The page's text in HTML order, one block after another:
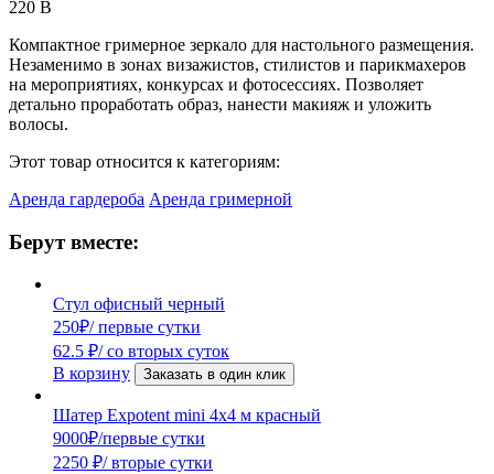
220 В
Компактное гримерное зеркало для настольного размещения.
Незаменимо в зонах визажистов, стилистов и парикмахеров
на мероприятиях, конкурсах и фотосессиях. Позволяет
детально проработать образ, нанести макияж и уложить
волосы.
Этот товар относится к категориям:
Аренда гардероба Аренда гримерной
Берут вместе:
Стул офисный черный
250₽/ первые сутки
62.5 ₽/ со вторых суток
В корзину
Заказать в один клик
Шатер Expotent mini 4х4 м красный
9000₽/первые сутки
2250 ₽/ вторые сутки